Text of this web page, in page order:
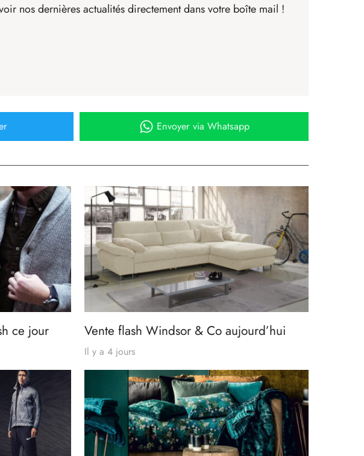
nos dernières actualités directement dans votre boîte mail !
Envoyervia Whatsapp
ce jour Vente flash Windsor & Co aujourd’hui
Il y a 4 jours